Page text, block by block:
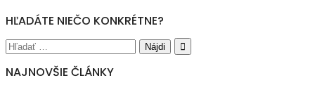
HĽADÁTE NIEČO KONKRÉTNE?
Hľadať:
NAJNOVŠIE ČLÁNKY